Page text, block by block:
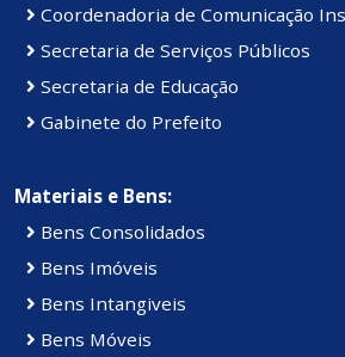
Coordenadoria de Comunicação
Secretaria de Serviços Públicos
Secretaria de Educação
Gabinete do Prefeito
Materiais e Bens:
Bens Consolidados
Bens Imóveis
Bens Intangiveis
Bens Móveis